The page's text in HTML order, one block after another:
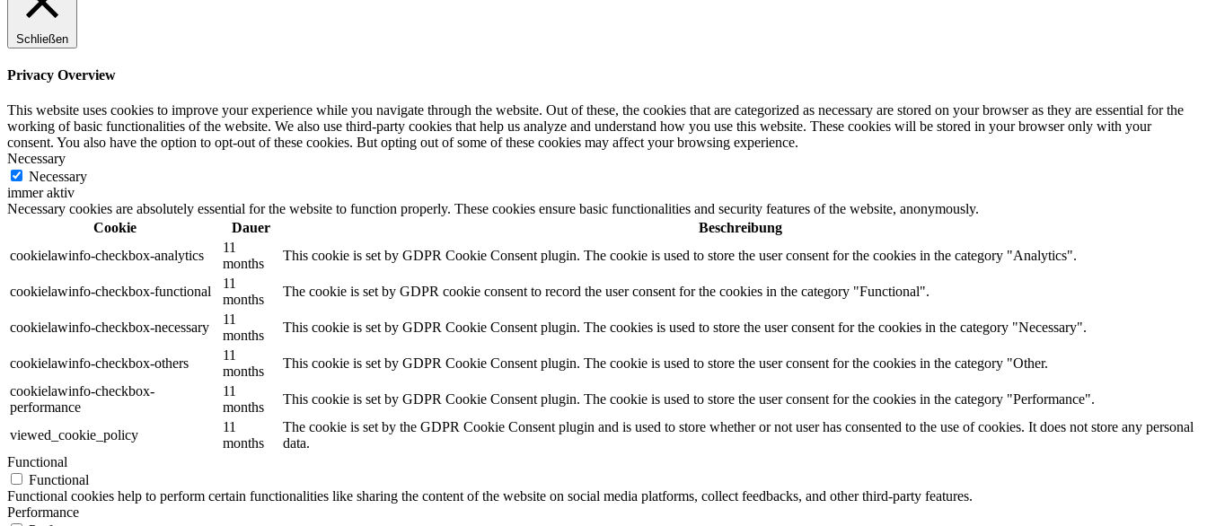
Schließen
Privacy Overview
This website uses cookies to improve your experience while you navigate through the website. Out of these, the cookies that are categorized as necessary are stored on your browser as they are essential for the
working of basic functionalities of the website. We also use third-party cookies that help us analyze and understand how you use this website. These cookies will be stored in your browser only with your
consent. You also have the option to opt-out of these cookies. But opting out of some of these cookies may affect your browsing experience.
Necessary
Necessary
immer aktiv
Necessary cookies are absolutely essential for the website to function properly. These cookies ensure basic functionalities and security features of the website, anonymously.
Cookie
Dauer
Beschreibung
cookielawinfo-checkbox-analytics
11
months
This cookie is set by GDPR Cookie Consent plugin. The cookie is used to store the user consent for the cookies in the category "Analytics".
cookielawinfo-checkbox-functional
11
months
The cookie is set by GDPR cookie consent to record the user consent for the cookies in the category "Functional".
cookielawinfo-checkbox-necessary
11
months
This cookie is set by GDPR Cookie Consent plugin. The cookies is used to store the user consent for the cookies in the category "Necessary".
cookielawinfo-checkbox-others
11
months
This cookie is set by GDPR Cookie Consent plugin. The cookie is used to store the user consent for the cookies in the category "Other.
cookielawinfo-checkbox-
performance
11
months
This cookie is set by GDPR Cookie Consent plugin. The cookie is used to store the user consent for the cookies in the category "Performance".
viewed_cookie_policy
11
months
The cookie is set by the GDPR Cookie Consent plugin and is used to store whether or not user has consented to the use of cookies. It does not store any personal
data.
Functional
Functional
Functional cookies help to perform certain functionalities like sharing the content of the website on social media platforms, collect feedbacks, and other third-party features.
Performance